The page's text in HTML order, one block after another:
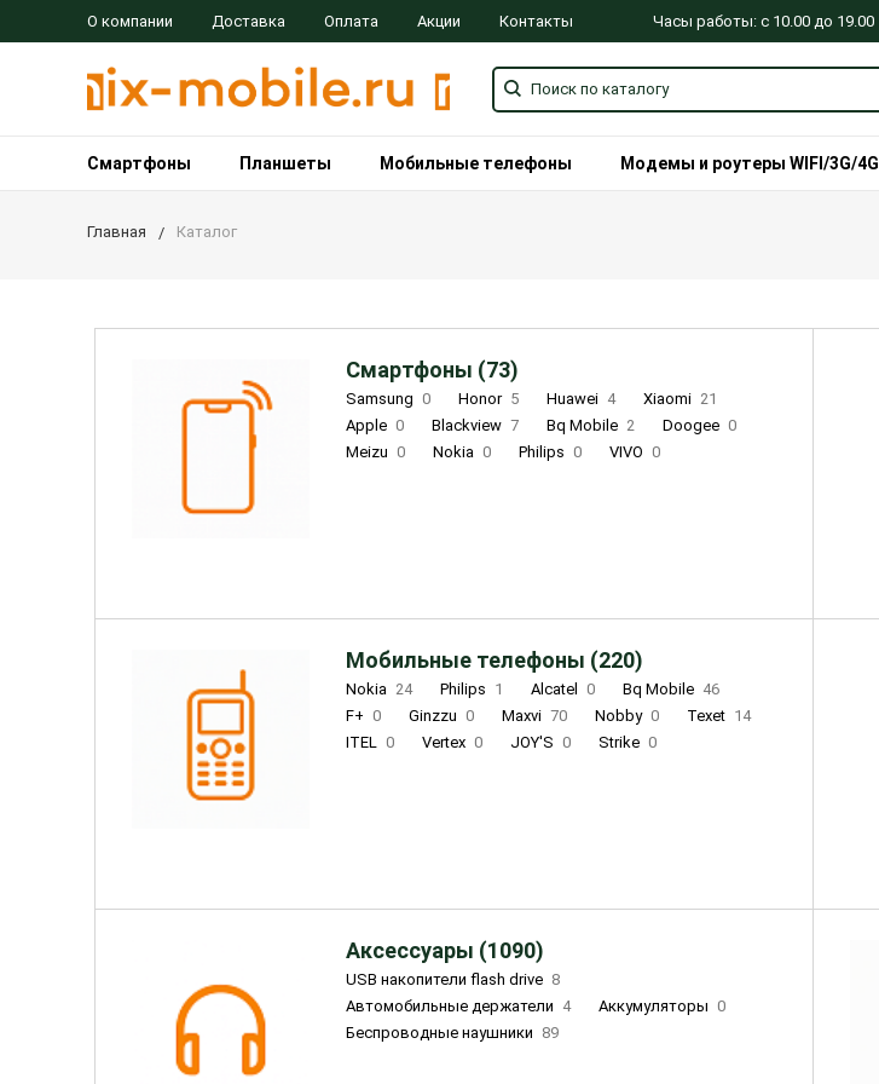
О компании Доставка Оплата Акции Контакты Часы работы: с 10.00 до 19.00
Смартфоны Планшеты Мобильные телефоны Модемы и роутеры WIFI/3G/4G
Главная Каталог
Смартфоны (73)
Samsung 0 Honor 5 Huawei 4 Xiaomi 21
Apple 0 Blackview 7 Bq Mobile 2 Doogee 0
Meizu 0 Nokia 0 Philips 0 VIVO 0
Мобильные телефоны (220)
Nokia 24 Philips 1 Alcatel 0 Bq Mobile 46
F+ 0 Ginzzu 0 Maxvi 70 Nobby 0 Texet 14
ITEL 0 Vertex 0 JOY'S 0 Strike 0
Аксессуары (1090)
USB накопители flash drive 8
Автомобильные держатели 4 Аккумуляторы 0
Беспроводные наушники 89